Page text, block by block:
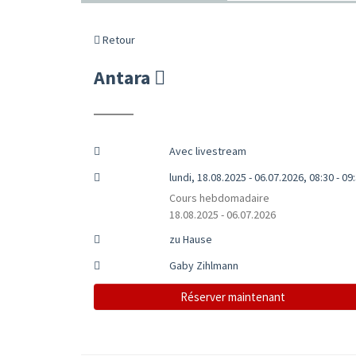
Retour
Antara
Avec livestream
lundi, 18.08.2025 - 06.07.2026, 08:30 -
Cours hebdomadaire
18.08.2025 - 06.07.2026
zu Hause
Gaby Zihlmann
Réserver maintenant